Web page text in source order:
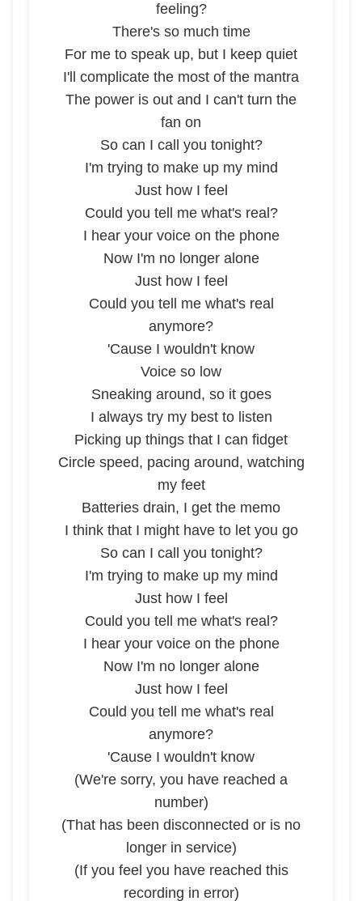
feeling?
There's so much time
For me to speak up, but I keep quiet
I'll complicate the most of the mantra
The power is out and I can't turn the
fan on
So can I call you tonight?
I'm trying to make up my mind
Just how I feel
Could you tell me what's real?
I hear your voice on the phone
Now I'm no longer alone
Just how I feel
Could you tell me what's real
anymore?
'Cause I wouldn't know
Voice so low
Sneaking around, so it goes
I always try my best to listen
Picking up things that I can fidget
Circle speed, pacing around, watching
my feet
Batteries drain, I get the memo
I think that I might have to let you go
So can I call you tonight?
I'm trying to make up my mind
Just how I feel
Could you tell me what's real?
I hear your voice on the phone
Now I'm no longer alone
Just how I feel
Could you tell me what's real
anymore?
'Cause I wouldn't know
(We're sorry, you have reached a
number)
(That has been disconnected or is no
longer in service)
(If you feel you have reached this
recording in error)